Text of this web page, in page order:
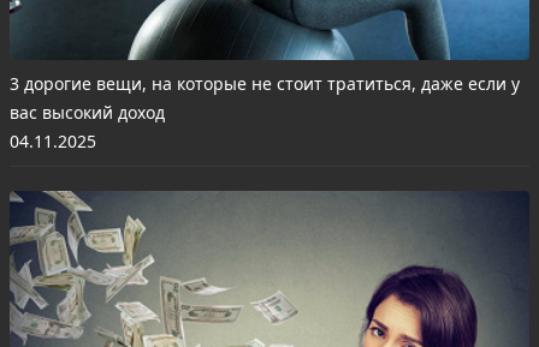
3 дорогие вещи, на которые не стоит тратиться, даже если у
вас высокий доход
04.11.2025